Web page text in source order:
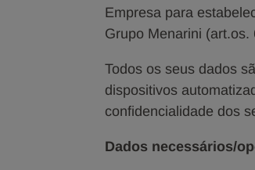
Empresa para
Grupo Menarini
Todos os seus dados
dispositivos
confidencialidade dos
Dados necessários/